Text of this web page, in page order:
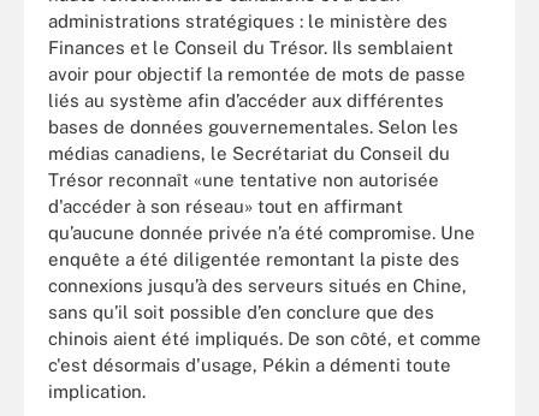
administrations stratégiques : le ministère des
Finances et le Conseil du Trésor. Ils semblaient
avoir pour objectif la remontée de mots de passe
liés au système afin d’accéder aux différentes
bases de données gouvernementales. Selon les
médias canadiens, le Secrétariat du Conseil du
Trésor reconnaît «une tentative non autorisée
d'accéder à son réseau» tout en affirmant
qu’aucune donnée privée n’a été compromise. Une
enquête a été diligentée remontant la piste des
connexions jusqu’à des serveurs situés en Chine,
sans qu’il soit possible d’en conclure que des
chinois aient été impliqués. De son côté, et comme
c'est désormais d'usage, Pékin a démenti toute
implication.